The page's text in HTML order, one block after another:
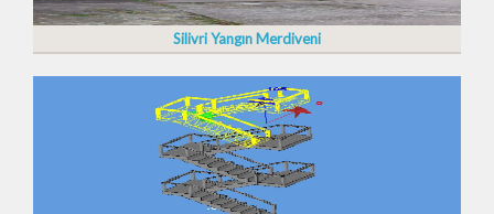
Silivri Yangın Merdiveni